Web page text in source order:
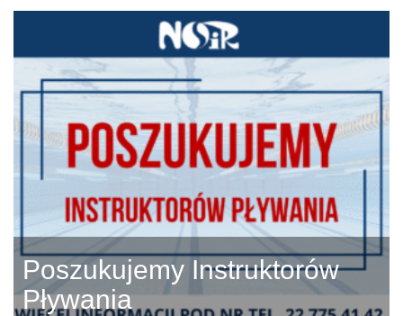
Poszukujemy Instruktorów
Pływania